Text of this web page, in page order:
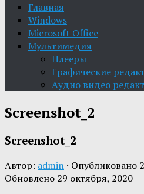
Главная
Windows
Microsoft Office
Мультимедия
Плееры
Графические
Aудио видео
Screenshot_2
Screenshot_2
Автор: admin · Опубликовано
Обновлено 29 октября, 2020